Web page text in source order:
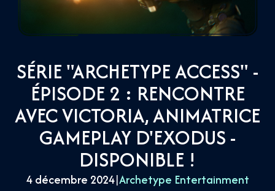
SÉRIE "ARCHETYPE ACCESS" -
ÉPISODE 2 : RENCONTRE
AVEC VICTORIA, ANIMATRICE
GAMEPLAY D'EXODUS -
DISPONIBLE !
4 décembre 2024|Archetype Entertainment